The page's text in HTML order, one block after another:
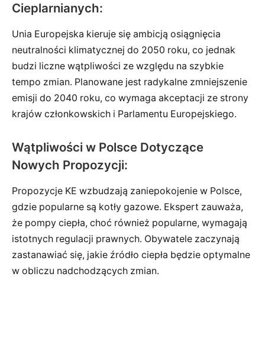
Cieplarnianych:
Unia Europejska kieruje się ambicją osiągnięcia
neutralności klimatycznej do 2050 roku, co jednak
budzi liczne wątpliwości ze względu na szybkie
tempo zmian. Planowane jest radykalne zmniejszenie
emisji do 2040 roku, co wymaga akceptacji ze strony
krajów członkowskich i Parlamentu Europejskiego.
Wątpliwości w Polsce Dotyczące
Nowych Propozycji:
Propozycje KE wzbudzają zaniepokojenie w Polsce,
gdzie popularne są kotły gazowe. Ekspert zauważa,
że pompy ciepła, choć również popularne, wymagają
istotnych regulacji prawnych. Obywatele zaczynają
zastanawiać się, jakie źródło ciepła będzie optymalne
w obliczu nadchodzących zmian.